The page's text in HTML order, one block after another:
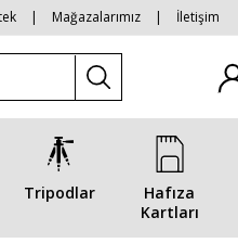
| Mağazalarımız | İletişim
Tripodlar
Hafıza
Kartları